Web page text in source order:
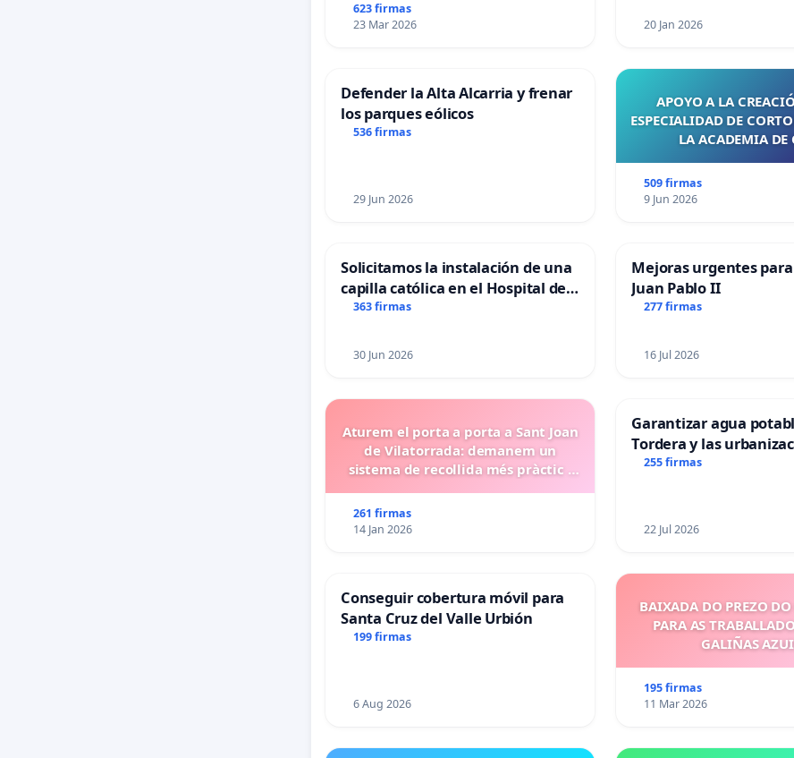
623 firmas
23 Mar 2026
20 Jan 2026
Defender la Alta Alcarria y frenar
los parques eólicos
536 firmas
29 Jun 2026
APOYO A LA
ESPECIALIDAD DE
LA ACADEMIA DE
509 firmas
9 Jun 2026
Solicitamos la instalación de una
capilla católica en el Hospital de
Alcañiz
363 firmas
30 Jun 2026
Mejoras urgentes
Juan Pablo II
277 firmas
16 Jul 2026
Aturem el porta a porta a Sant Joan
de Vilatorrada: demanem un
sistema de recollida més pràctic i
261 firmas
14 Jan 2026
Garantizar agua
Tordera y las
255 firmas
22 Jul 2026
Conseguir cobertura móvil para
Santa Cruz del Valle Urbión
199 firmas
6 Aug 2026
BAIXADA DO PREZO
PARA AS
GALIÑAS
195 firmas
11 Mar 2026